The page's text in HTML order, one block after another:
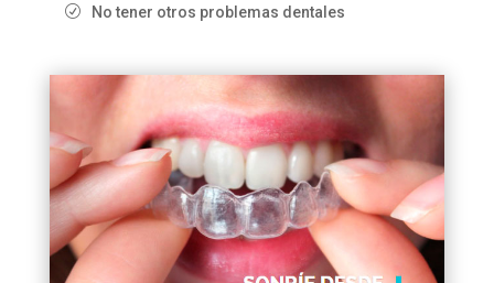
No tener otros problemas dentales